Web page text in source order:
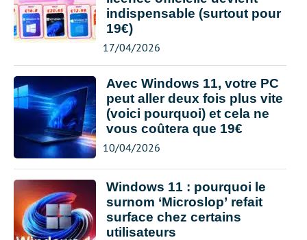
indispensable (surtout pour
19€)
17/04/2026
Avec Windows 11, votre PC
peut aller deux fois plus vite
(voici pourquoi) et cela ne
vous coûtera que 19€
10/04/2026
Windows 11 : pourquoi le
surnom ‘Microslop’ refait
surface chez certains
utilisateurs